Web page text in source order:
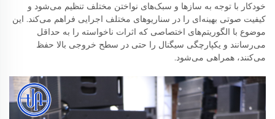
خودکار با توجه به سازها و سبک‌های نواختن مختلف تنظیم می‌شود و
کیفیت صوتی بهینه‌ای را در سناریوهای مختلف اجرایی فراهم می‌کند. این
موضوع با الگوریتم‌های اختصاصی که اثرات ناخواسته را به حداقل
می‌رسانند و یکپارچگی سیگنال را حتی در سطح خروجی بالا حفظ
می‌کنند، همراهی می‌شود.